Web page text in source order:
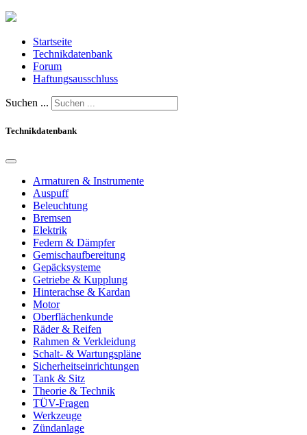
Startseite
Technikdatenbank
Forum
Haftungsausschluss
Suchen ...
Technikdatenbank
Armaturen & Instrumente
Auspuff
Beleuchtung
Bremsen
Elektrik
Federn & Dämpfer
Gemischaufbereitung
Gepäcksysteme
Getriebe & Kupplung
Hinterachse & Kardan
Motor
Oberflächenkunde
Räder & Reifen
Rahmen & Verkleidung
Schalt- & Wartungspläne
Sicherheitseinrichtungen
Tank & Sitz
Theorie & Technik
TÜV-Fragen
Werkzeuge
Zündanlage